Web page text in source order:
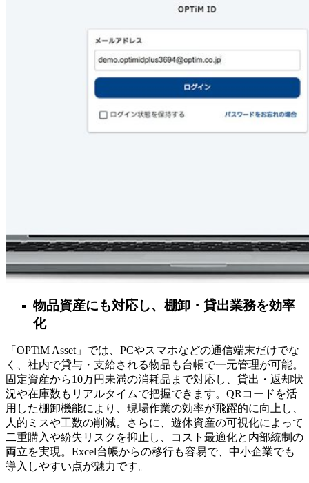
物品資産にも対応し、棚卸・貸出業務を効率
化
「OPTiM Asset」では、PCやスマホなどの通信端末だけでな
く、社内で貸与・支給される物品も台帳で一元管理が可能。
固定資産から10万円未満の消耗品まで対応し、貸出・返却状
況や在庫数もリアルタイムで把握できます。QRコードを活
用した棚卸機能により、現場作業の効率が飛躍的に向上し、
人的ミスや工数の削減。さらに、遊休資産の可視化によって
二重購入や紛失リスクを抑止し、コスト最適化と内部統制の
両立を実現。Excel台帳からの移行も容易で、中小企業でも
導入しやすい点が魅力です。